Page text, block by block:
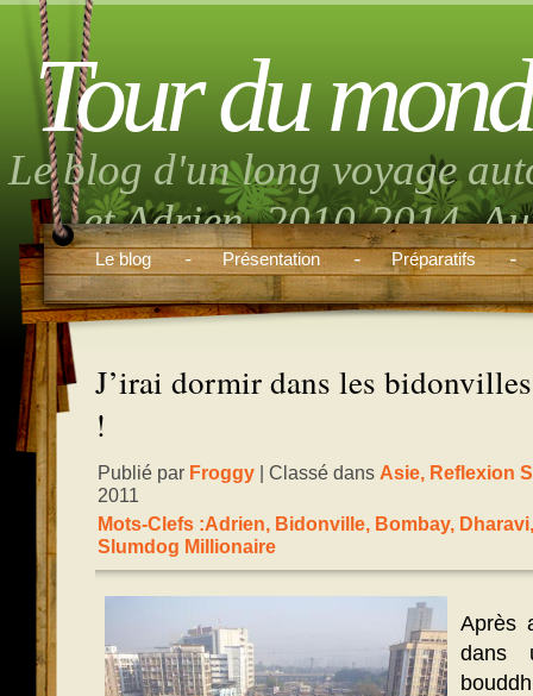
Tour du
Le blog d'un long voyage
et Adrien. 2010-2014.
musique, randonnée,
Le blog Présentation Préparatifs
J’irai dormir dans les
!
Publié par Froggy | Classé dans Asie, Reflexion
2011
Mots-Clefs :Adrien, Bidonville, Bombay, Dharavi
Slumdog Millionaire
Après
dans